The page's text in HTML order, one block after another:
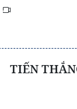
TIẾN